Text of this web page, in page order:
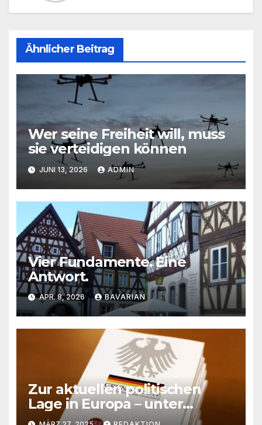
Ähnlicher Beitrag
Wer seine Freiheit will, muss
sie verteidigen können
JUNI 13, 2026 ADMIN
Vier Fundamente. Eine
Antwort.
APR. 8, 2026 BAVARIAN
Zur aktuellen politischen
Lage in Europa – unter
besonderer